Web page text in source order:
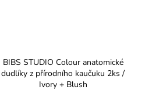
BIBS STUDIO Colour anatomické
dudlíky z přírodního kaučuku 2ks /
Ivory + Blush